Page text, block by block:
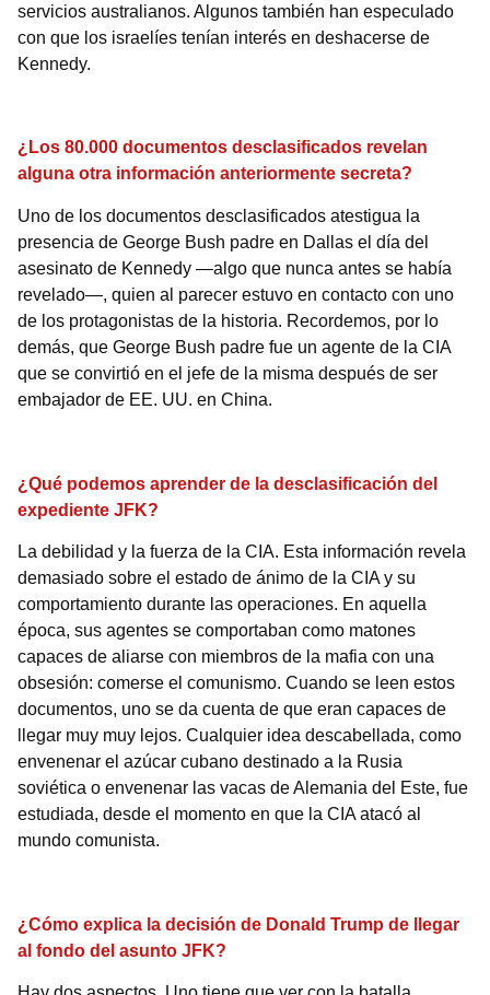
servicios australianos. Algunos también han especulado
con que los israelíes tenían interés en deshacerse de
Kennedy.
¿Los 80.000 documentos desclasificados revelan
alguna otra información anteriormente secreta?
Uno de los documentos desclasificados atestigua la
presencia de George Bush padre en Dallas el día del
asesinato de Kennedy —algo que nunca antes se había
revelado—, quien al parecer estuvo en contacto con uno
de los protagonistas de la historia. Recordemos, por lo
demás, que George Bush padre fue un agente de la CIA
que se convirtió en el jefe de la misma después de ser
embajador de EE. UU. en China.
¿Qué podemos aprender de la desclasificación del
expediente JFK?
La debilidad y la fuerza de la CIA. Esta información revela
demasiado sobre el estado de ánimo de la CIA y su
comportamiento durante las operaciones. En aquella
época, sus agentes se comportaban como matones
capaces de aliarse con miembros de la mafia con una
obsesión: comerse el comunismo. Cuando se leen estos
documentos, uno se da cuenta de que eran capaces de
llegar muy muy lejos. Cualquier idea descabellada, como
envenenar el azúcar cubano destinado a la Rusia
soviética o envenenar las vacas de Alemania del Este, fue
estudiada, desde el momento en que la CIA atacó al
mundo comunista.
¿Cómo explica la decisión de Donald Trump de llegar
al fondo del asunto JFK?